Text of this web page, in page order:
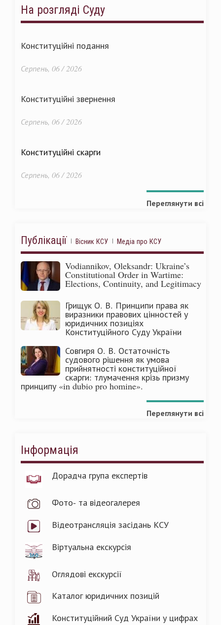
На розгляді Суду
Конституційні подання
Серпень, 06 / 2026
Конституційні звернення
Серпень, 06 / 2026
Конституційні скарги
Серпень, 06 / 2026
Переглянути всі
Публікації Вісник КСУ Медіа про КСУ
Vodiannikov, Oleksandr: Ukraine’s
Constitutional Order in Wartime:
Elections, Continuity, and Legitimacy
Грищук О. В. Принципи права як
виразники правових цінностей у
юридичних позиціях
Конституційного Суду України
Совгиря О. В. Остаточність
судового рішення як умова
прийнятності конституційної
скарги: тлумачення крізь призму
принципу «in dubio pro homine».
Переглянути всі
Інформація
Дорадча група експертів
Фото- та відеогалерея
Відеотрансляція засідань КСУ
Віртуальна екскурсія
Оглядові екскурсії
Каталог юридичних позицій
Конституційний Суд України у цифрах